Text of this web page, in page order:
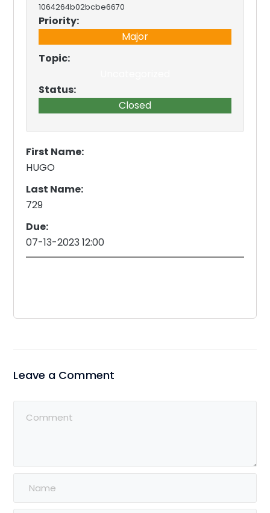
1064264b02bcbe6670
Priority:
Major
Topic:
Status:
Closed
First Name:
HUGO
Last Name:
729
Due:
07-13-2023 12:00
Leave a Comment